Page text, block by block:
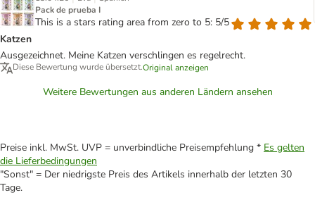
Pack de prueba I
This is a stars rating area from zero to 5: 5/5
Katzen
Ausgezeichnet. Meine Katzen verschlingen es regelrecht.
Diese Bewertung wurde übersetzt.Original anzeigen
Weitere Bewertungen aus anderen Ländern ansehen
Preise inkl. MwSt. UVP = unverbindliche Preisempfehlung * Es gelten
die Lieferbedingungen
"Sonst" = Der niedrigste Preis des Artikels innerhalb der letzten 30
Tage.